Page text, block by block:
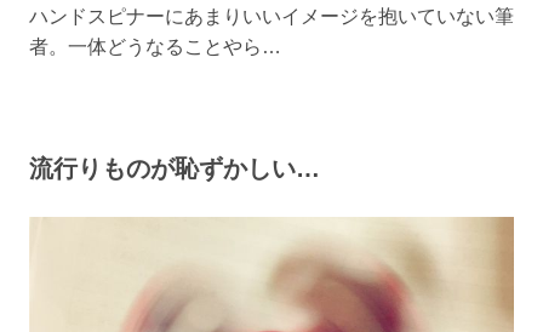
ハンドスピナーにあまりいいイメージを抱いていない筆
者。一体どうなることやら…
流行りものが恥ずかしい…